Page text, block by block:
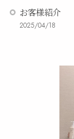
お客様紹介
2025/04/18